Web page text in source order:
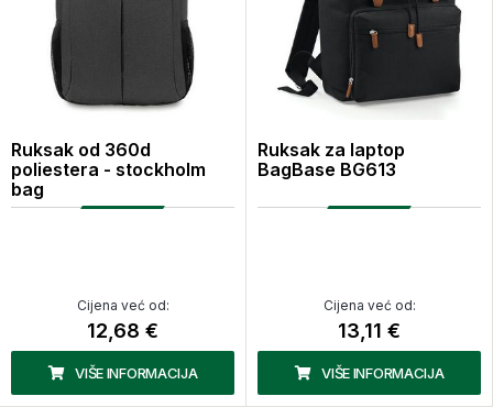
Ruksak od 360d
poliestera - stockholm
bag
Cijena već od:
12,68 €
VIŠE INFORMACIJA
Ruksak za laptop
BagBase BG613
Cijena već od:
13,11 €
VIŠE INFORMACIJA